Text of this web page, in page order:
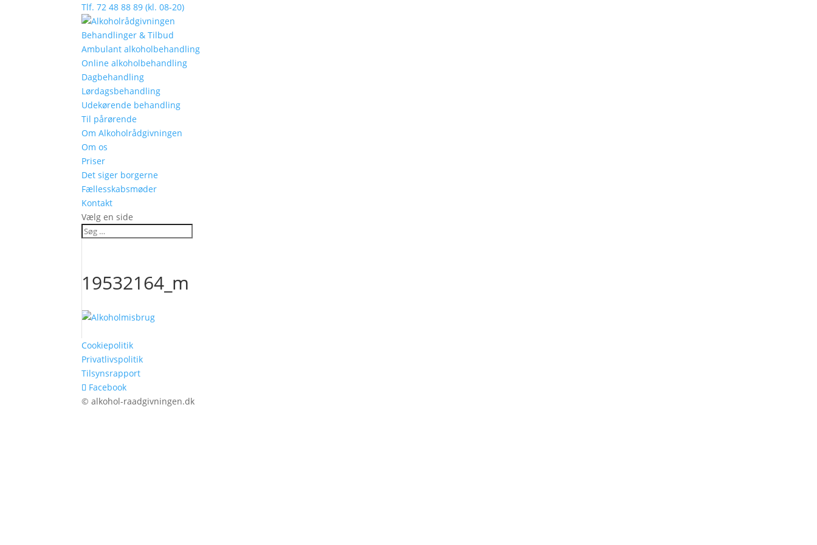
Tlf. 72 48 88 89 (kl. 08-20)
Behandlinger & Tilbud
Ambulant alkoholbehandling
Online alkoholbehandling
Dagbehandling
Lørdagsbehandling
Udekørende behandling
Til pårørende
Om Alkoholrådgivningen
Om os
Priser
Det siger borgerne
Fællesskabsmøder
Kontakt
Vælg en side
19532164_m
Cookiepolitik
Privatlivspolitik
Tilsynsrapport
Facebook
© alkohol-raadgivningen.dk